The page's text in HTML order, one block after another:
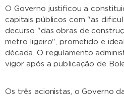
O Governo justificou a
capitais públicos com "as
decurso "das obras de
metro ligeiro", prometido e
década. O regulamento
vigor após a publicação de
Os três acionistas, o Governo